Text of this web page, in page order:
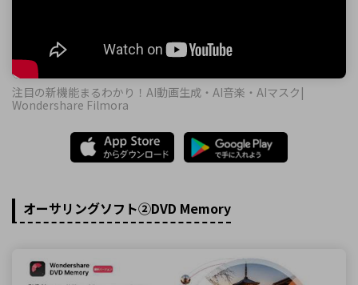
注目の新機能まるわかり！AI動画生成・AI音楽・AIマスク|
Wondershare Filmora
オーサリングソフト②DVD Memory